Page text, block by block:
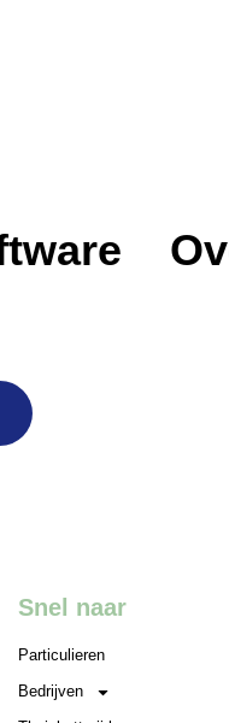
Snel naar
Particulieren
Bedrijven